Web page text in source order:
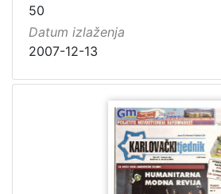
50
Datum izlaženja
2007-12-13